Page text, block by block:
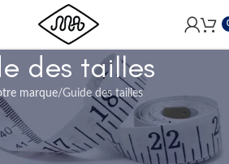
des tailles
marque Guide des tailles
notre guide des
passer une commande:
as from 199€.